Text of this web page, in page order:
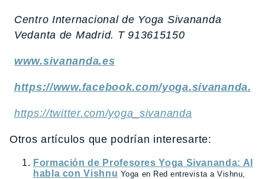
Centro Internacional de Yoga Sivananda
Vedanta de Madrid. T 913615150
www.sivananda.es
https://www.facebook.com/
https://twitter.com/yoga_sivananda
Otros artículos que podrían interesarte:
Formación de Profesores Yoga Sivananda: Al
habla con Vishnu Yoga en Red entrevista a Vishnu,